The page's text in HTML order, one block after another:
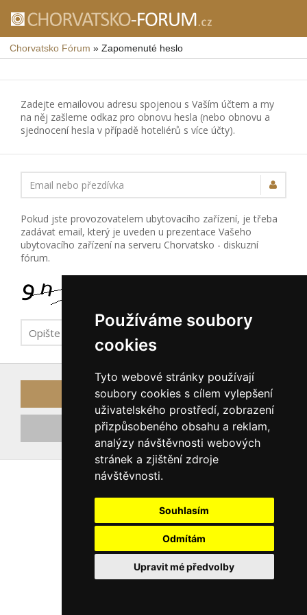
Používáme soubory
cookies
Tyto webové stránky používají
soubory cookies s cílem vylepšení
uživatelského prostředí, zobrazení
přizpůsobeného obsahu a reklam,
analýzy návštěvnosti webových
stránek a zjištění zdroje
návštěvnosti.
Souhlasím
Odmítám
Upravit mé předvolby
Chorvatsko Fórum » Zapomenuté heslo
Zadejte emailovou adresu spojenou s Vaším účtem a my
na něj zašleme odkaz pro obnovu hesla (nebo obnovu a
sjednocení hesla v případě hoteliérů s více účty).
Email nebo přezdívka
Pokud jste provozovatelem ubytovacího zařízení, je třeba
zadávat email, který je uveden u prezentace Vašeho
ubytovacího zařízení na serveru Chorvatsko - diskuzní
fórum.
Odeslat odkaz k obnově hesla
Registrovat nový účet